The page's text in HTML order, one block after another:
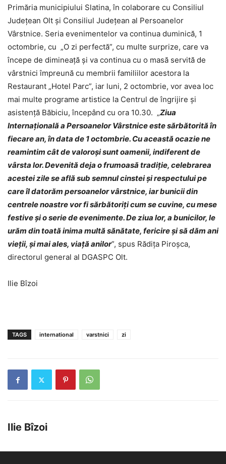
Primăria municipiului Slatina, în colaborare cu Consiliul
Județean Olt și Consiliul Județean al Persoanelor
Vârstnice. Seria evenimentelor va continua duminică, 1
octombrie, cu „O zi perfectă”, cu multe surprize, care va
începe de dimineață și va continua cu o masă servită de
vârstnici împreună cu membrii familiilor acestora la
Restaurant „Hotel Parc”, iar luni, 2 octombrie, vor avea loc
mai multe programe artistice la Centrul de îngrijire și
asistență Băbiciu, începând cu ora 10.30. „Ziua
Internațională a Persoanelor Vârstnice este sărbătorită în
fiecare an, în data de 1 octombrie. Cu această ocazie ne
reamintim cât de valoroși sunt oamenii, indiferent de
vârsta lor. Devenită deja o frumoasă tradiție, celebrarea
acestei zile se află sub semnul cinstei și respectului pe
care îl datorăm persoanelor vârstnice, iar bunicii din
centrele noastre vor fi sărbătoriți cum se cuvine, cu mese
festive și o serie de evenimente. De ziua lor, a bunicilor, le
urăm din toată inima multă sănătate, fericire și să dăm ani
vieții, și mai ales, viață anilor”, spus Rădiţa Piroşca,
directorul general al DGASPC Olt.
Ilie Bîzoi
TAGS international varstnici zi
Ilie Bîzoi